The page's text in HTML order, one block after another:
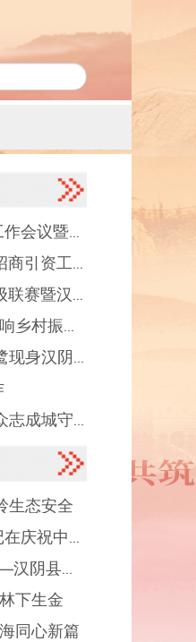
会议暨县
引资工
赛暨汉
拥篮球赛
乡村振
身汉阴
志成城守
生态安全
庆祝中国
话系列述
阴县城
策、助发
下生金
同心新篇